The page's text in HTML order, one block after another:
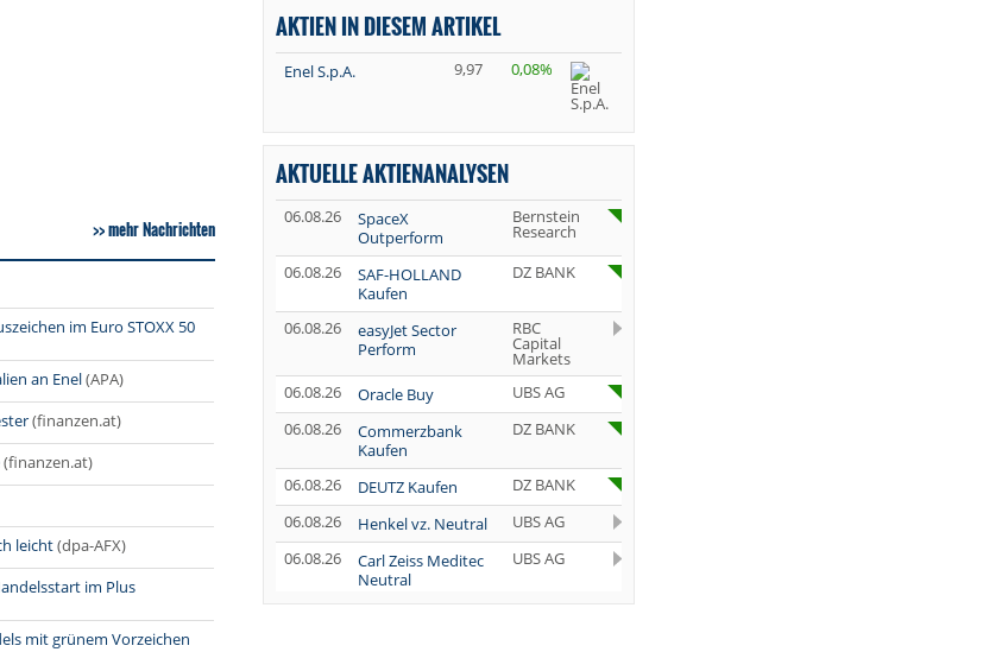
mehr Nachrichten
im Euro STOXX 50
an Enel(APA)
(finanzen.at)
(finanzen.at)
leicht(dpa-AFX)
im Plus
mit grünem Vorzeichen
AKTIEN IN DIESEM ARTIKEL
Enel S.p.A. 9,97 0,08%
AKTUELLE AKTIENANALYSEN
06.08.26
SpaceX
Outperform
Bernstein
Research
06.08.26
SAF-HOLLAND
Kaufen
DZ BANK
06.08.26
easyJet Sector
Perform
RBC
Capital
Markets
06.08.26
Oracle Buy
UBS AG
06.08.26
Commerzbank
Kaufen
DZ BANK
06.08.26 DEUTZ Kaufen
DZ BANK
06.08.26
Henkel vz. Neutral
UBS AG
06.08.26
Carl Zeiss Meditec
Neutral
UBS AG